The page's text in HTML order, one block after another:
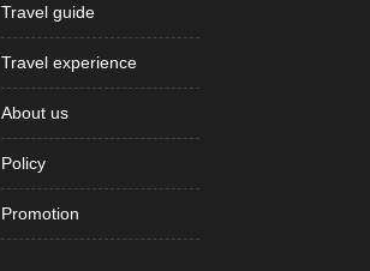
Travel guide
Travel experience
About us
Policy
Promotion